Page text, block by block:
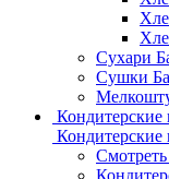
Сухари
Сушки
Кондитерские
Кондитерские
Смотреть